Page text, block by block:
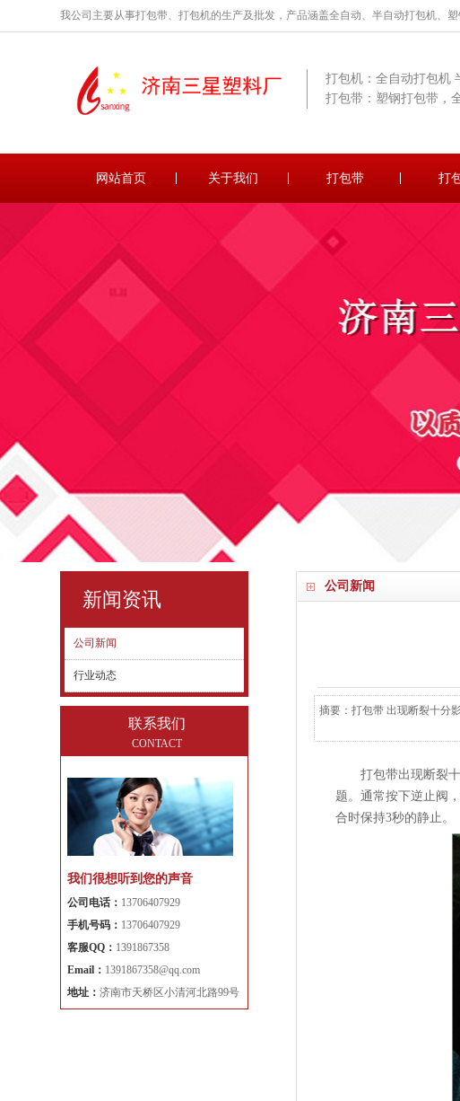
我公司主要从事打包带、打包机的生产及批发，产品涵盖全自动、半自动打包机、
打包机：全自动打包机
打包带：塑钢打包带，
网站首页 关于我们 打包带 打
公司新闻
摘要：打包带 出现断裂十分
打包带出现断裂
题。通常按下逆止阀
合时保持3秒的静止。
新闻资讯
公司新闻
行业动态
联系我们
CONTACT
我们很想听到您的声音
公司电话： 13706407929
手机号码： 13706407929
客服QQ： 1391867358
Email： 1391867358@qq.com
地址： 济南市天桥区小清河北路99号